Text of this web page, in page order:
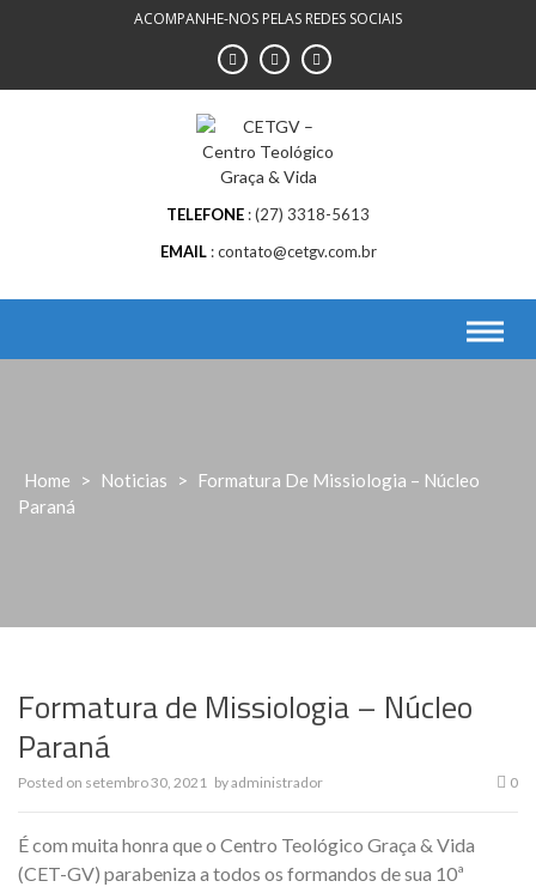
ACOMPANHE-NOS PELAS REDES SOCIAIS
TELEFONE (27) 3318-5613
EMAIL contato@cetgv.com.br
Home > Noticias >
Formatura De Missiologia – Núcleo
Paraná
Formatura de Missiologia – Núcleo
Paraná
Posted on setembro 30, 2021 byadministrador 0
É com muita honra que o Centro Teológico Graça & Vida
(CET-GV) parabeniza a todos os formandos de sua 10ª